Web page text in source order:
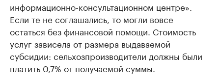
информационно-консультационном центре».
Если те не соглашались, то могли вовсе
остаться без финансовой помощи. Стоимость
услуг зависела от размера выдаваемой
субсидии: сельхозпроизводители должны были
платить 0,7% от получаемой суммы.